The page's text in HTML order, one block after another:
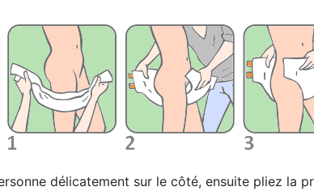
délicatement sur le côté, ensuite pliez la